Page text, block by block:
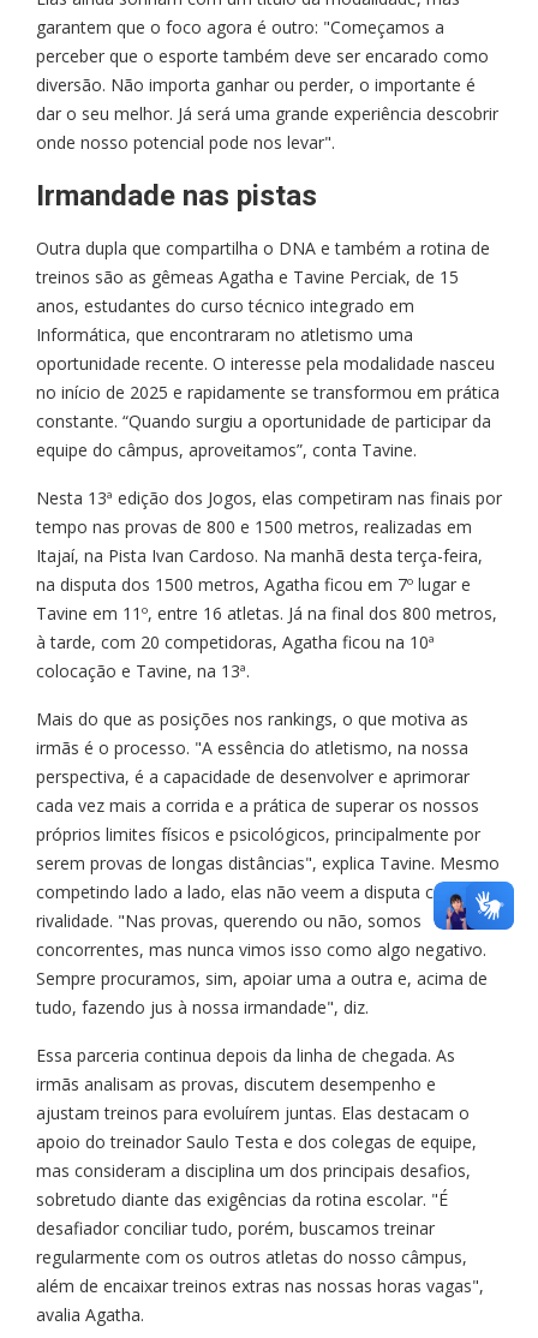
garantem que o foco agora é outro: "Começamos a
perceber que o esporte também deve ser encarado como
diversão. Não importa ganhar ou perder, o importante é
dar o seu melhor. Já será uma grande experiência descobrir
onde nosso potencial pode nos levar".
Irmandade nas pistas
Outra dupla que compartilha o DNA e também a rotina de
treinos são as gêmeas Agatha e Tavine Perciak, de 15
anos, estudantes do curso técnico integrado em
Informática, que encontraram no atletismo uma
oportunidade recente. O interesse pela modalidade nasceu
no início de 2025 e rapidamente se transformou em prática
constante. “Quando surgiu a oportunidade de participar da
equipe do câmpus, aproveitamos”, conta Tavine.
Nesta 13ª edição dos Jogos, elas competiram nas finais por
tempo nas provas de 800 e 1500 metros, realizadas em
Itajaí, na Pista Ivan Cardoso. Na manhã desta terça-feira,
na disputa dos 1500 metros, Agatha ficou em 7º lugar e
Tavine em 11º, entre 16 atletas. Já na final dos 800 metros,
à tarde, com 20 competidoras, Agatha ficou na 10ª
colocação e Tavine, na 13ª.
Mais do que as posições nos rankings, o que motiva as
irmãs é o processo. "A essência do atletismo, na nossa
perspectiva, é a capacidade de desenvolver e aprimorar
cada vez mais a corrida e a prática de superar os nossos
próprios limites físicos e psicológicos, principalmente por
serem provas de longas distâncias", explica Tavine. Mesmo
competindo lado a lado, elas não veem a disputa como
rivalidade. "Nas provas, querendo ou não, somos
concorrentes, mas nunca vimos isso como algo negativo.
Sempre procuramos, sim, apoiar uma a outra e, acima de
tudo, fazendo jus à nossa irmandade", diz.
Essa parceria continua depois da linha de chegada. As
irmãs analisam as provas, discutem desempenho e
ajustam treinos para evoluírem juntas. Elas destacam o
apoio do treinador Saulo Testa e dos colegas de equipe,
mas consideram a disciplina um dos principais desafios,
sobretudo diante das exigências da rotina escolar. "É
desafiador conciliar tudo, porém, buscamos treinar
regularmente com os outros atletas do nosso câmpus,
além de encaixar treinos extras nas nossas horas vagas",
avalia Agatha.